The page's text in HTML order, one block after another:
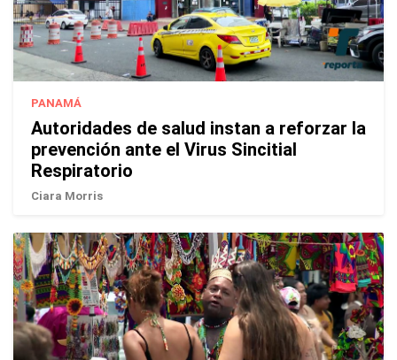
PANAMÁ
Autoridades de salud instan a reforzar la
prevención ante el Virus Sincitial
Respiratorio
Ciara Morris